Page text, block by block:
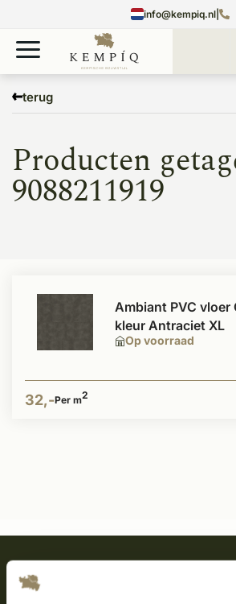
info@kempiq.nl
terug
9088211919
Producten
9088211919
Op voorraad
Ambiant PVC vloer
kleur Antraciet XL
32,-Per m2
Meld je aan en ontvang het
over onze kempische bouwstijl!